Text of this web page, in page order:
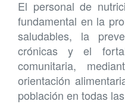
El personal de
fundamental en la
saludables, la
crónicas y el
comunitaria,
orientación
población en todas